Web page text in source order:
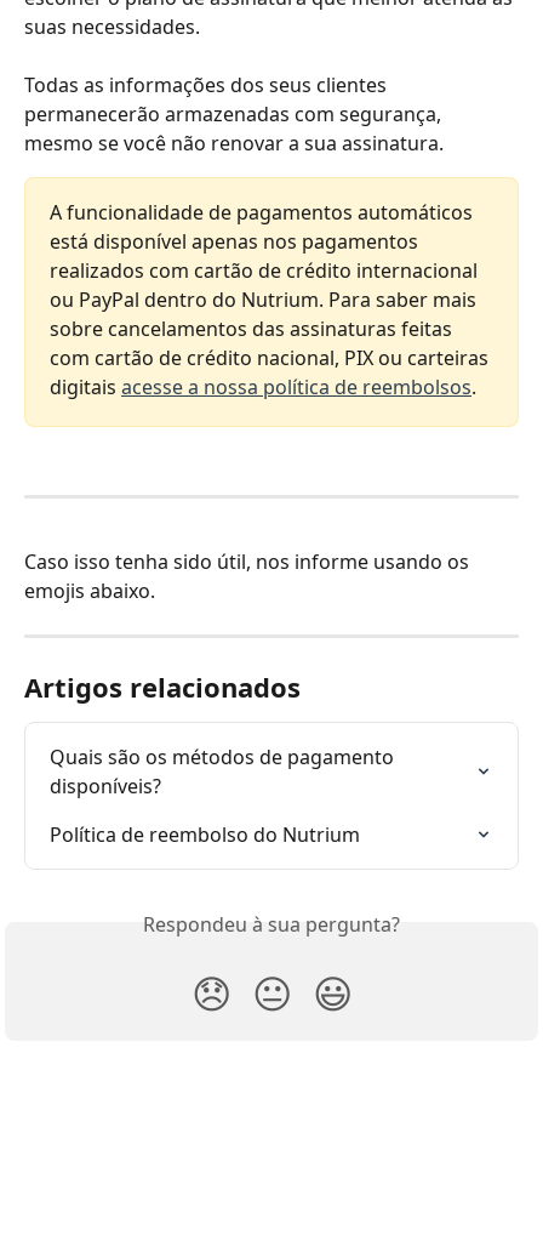
suas necessidades.
Todas as informações dos seus clientes
permanecerão armazenadas com segurança,
mesmo se você não renovar a sua assinatura.
A funcionalidade de pagamentos automáticos
está disponível apenas nos pagamentos
realizados com cartão de crédito internacional
ou PayPal dentro do Nutrium. Para saber mais
sobre cancelamentos das assinaturas feitas
com cartão de crédito nacional, PIX ou carteiras
digitais acesse a nossa política de reembolsos.
Caso isso tenha sido útil, nos informe usando os
emojis abaixo.
Artigos relacionados
Quais são os métodos de pagamento
disponíveis?
Política de reembolso do Nutrium
Respondeu à sua pergunta?
😞 😐 😃